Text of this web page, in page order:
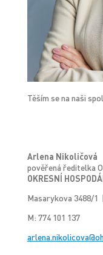
Těším se na naši
Arlena Nikoličová
pověřená ředitelka
OKRESNÍ
Masarykova 3488/1
M: 774 101 137